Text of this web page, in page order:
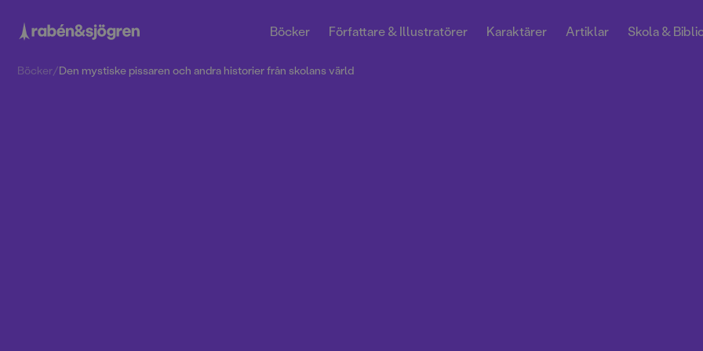
Böcker Författare & Illustratörer Karaktärer Artiklar Skola &
Böcker/Den mystiske pissaren och andra historier från skolans värld